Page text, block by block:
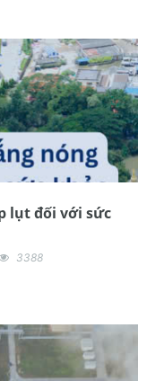
lụt đối với sức
3388